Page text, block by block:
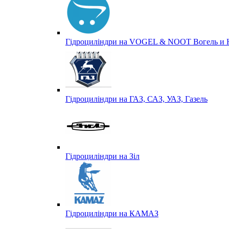
Гідроциліндри на VOGEL & NOOT Вогель и
Гідроциліндри на ГАЗ, САЗ, УАЗ, Газель
Гідроциліндри на Зіл
Гідроциліндри на КАМАЗ